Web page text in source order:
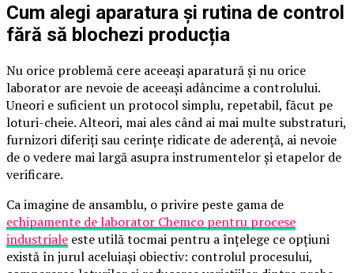
Cum alegi aparatura și rutina de control
fără să blochezi producția
Nu orice problemă cere aceeași aparatură și nu orice
laborator are nevoie de aceeași adâncime a controlului.
Uneori e suficient un protocol simplu, repetabil, făcut pe
loturi-cheie. Alteori, mai ales când ai mai multe substraturi,
furnizori diferiți sau cerințe ridicate de aderență, ai nevoie
de o vedere mai largă asupra instrumentelor și etapelor de
verificare.
Ca imagine de ansamblu, o privire peste gama de
echipamente de laborator Chemco pentru procese
industriale este utilă tocmai pentru a înțelege ce opțiuni
există în jurul aceluiași obiectiv: controlul procesului,